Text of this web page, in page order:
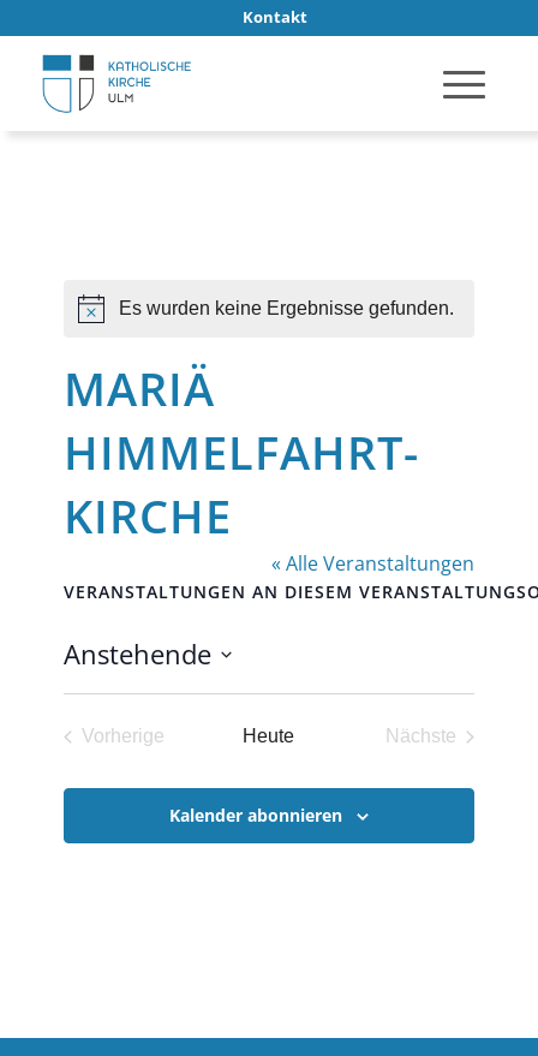
Kontakt
Hinweis
Es wurden keine Ergebnisse gefunden.
MARIÄ
HIMMELFAHRT-
KIRCHE
« Alle Veranstaltungen
VERANSTALTUNGEN AN DIESEM
Anstehende
Datum
Vorherige
Heute
Nächste
Kalender abonnieren